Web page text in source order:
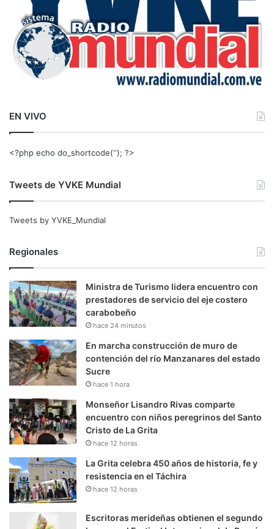
EN VIVO
<?php echo do_shortcode(‘‘); ?>
Tweets de YVKE Mundial
Tweets by YVKE_Mundial
Regionales
Ministra de Turismo lidera encuentro con
prestadores de servicio del eje costero
carabobeño
hace 24 minutos
En marcha construcción de muro de
contención del río Manzanares del estado
Sucre
hace 1 hora
Monseñor Lisandro Rivas comparte
encuentro con niños peregrinos del Santo
Cristo de La Grita
hace 12 horas
La Grita celebra 450 años de historia, fe y
resistencia en el Táchira
hace 12 horas
Escritoras merideñas obtienen el segundo